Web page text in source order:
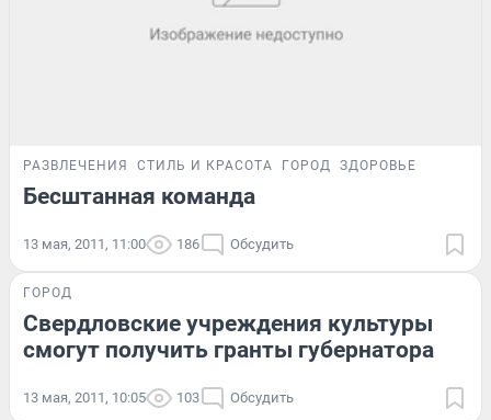
РАЗВЛЕЧЕНИЯ СТИЛЬ И КРАСОТА ГОРОД ЗДОРОВЬЕ
Бесштанная команда
13 мая, 2011, 11:00 186 Обсудить
ГОРОД
Свердловские учреждения культуры
смогут получить гранты губернатора
13 мая, 2011, 10:05 103 Обсудить